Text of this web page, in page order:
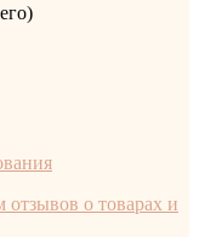
о товарах и